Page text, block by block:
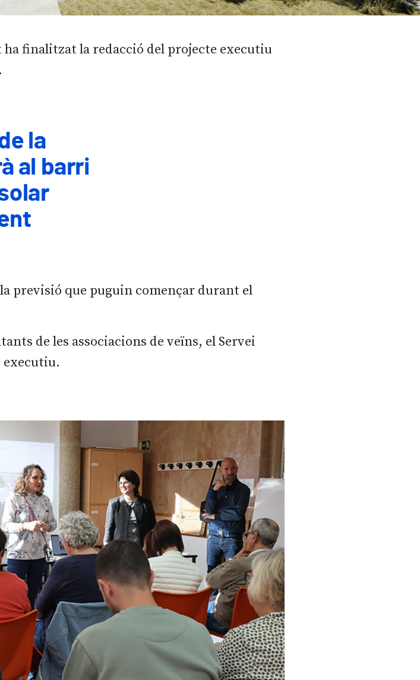
ha finalitzat la redacció del projecte executiu
la
al barri
previsió que puguin començar durant el
de les associacions de veïns, el Servei
executiu.